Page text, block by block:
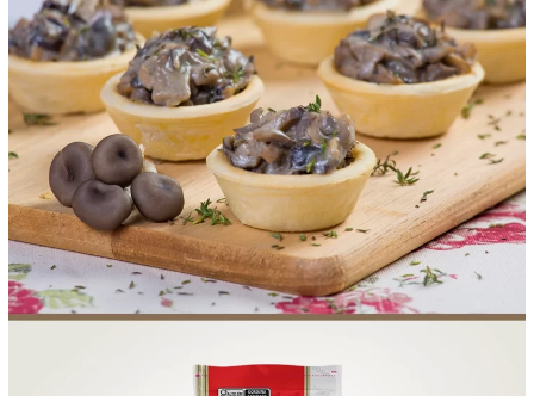
ONDE COMPRAR LOJAS AROSA
DISTRIBUIDORES E
REPRESENTANTES
FOOD SERVICE EMPRESA AGENDA DE CURSOS